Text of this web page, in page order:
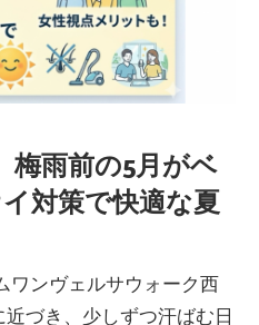
梅雨前の5月がベ
対策で快適な夏
ワンヴェルサウォーク西
づき、少しずつ汗ばむ日